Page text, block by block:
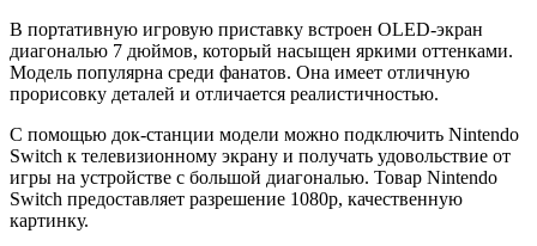
В портативную игровую приставку встроен OLED-экран
диагональю 7 дюймов, который насыщен яркими оттенками.
Модель популярна среди фанатов. Она имеет отличную
прорисовку деталей и отличается реалистичностью.
С помощью док-станции модели можно подключить Nintendo
Switch к телевизионному экрану и получать удовольствие от
игры на устройстве с большой диагональю. Товар Nintendo
Switch предоставляет разрешение 1080p, качественную
картинку.